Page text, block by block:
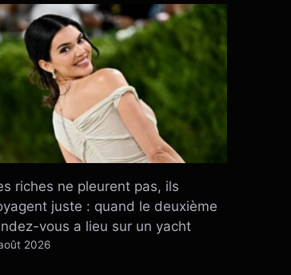
riches ne pleurent pas, ils
juste : quand le deuxième
vous a lieu sur un yacht
2026